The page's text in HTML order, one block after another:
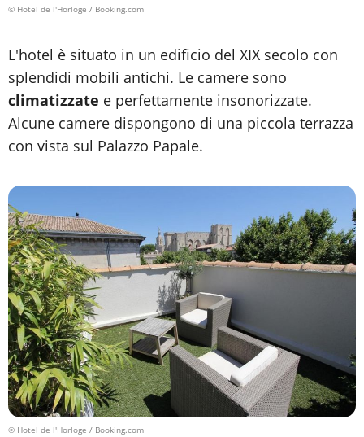
© Hotel de l'Horloge / Booking.com
L'hotel è situato in un edificio del XIX secolo con
splendidi mobili antichi. Le camere sono
climatizzate e perfettamente insonorizzate.
Alcune camere dispongono di una piccola terrazza
con vista sul Palazzo Papale.
© Hotel de l'Horloge / Booking.com